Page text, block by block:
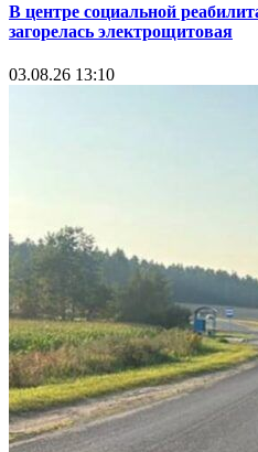
В центре социальной
загорелась электрощитовая
03.08.26 13:10